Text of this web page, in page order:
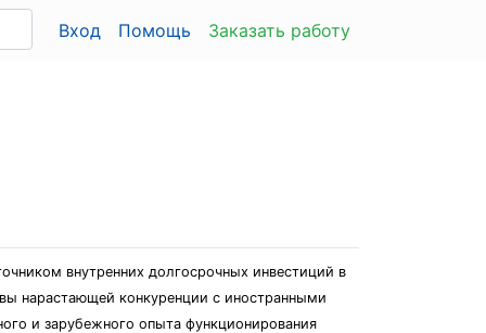
Вход Помощь Заказать работу
внутренних долгосрочных инвестиций в
нарастающей конкуренции с иностранными
и зарубежного опыта функционирования